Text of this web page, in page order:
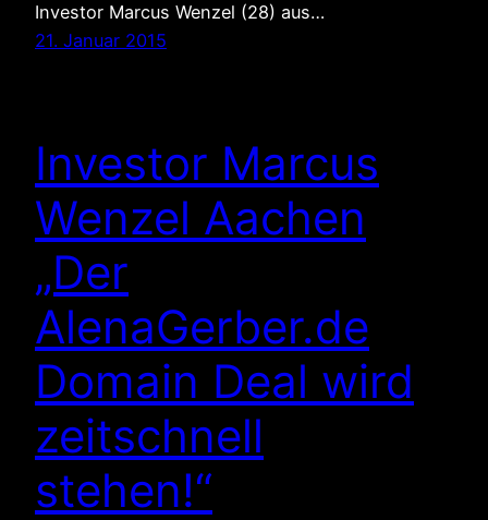
Investor Marcus Wenzel (28) aus…
21. Januar 2015
Investor Marcus
Wenzel Aachen
„Der
AlenaGerber.de
Domain Deal wird
zeitschnell
stehen!“